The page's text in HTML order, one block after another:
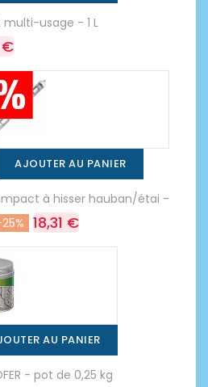
usage - 1 L
€
AJOUTER AU PANIER
à hisser hauban/étai -
18,31 €
AU PANIER
- pot de 0,25 kg